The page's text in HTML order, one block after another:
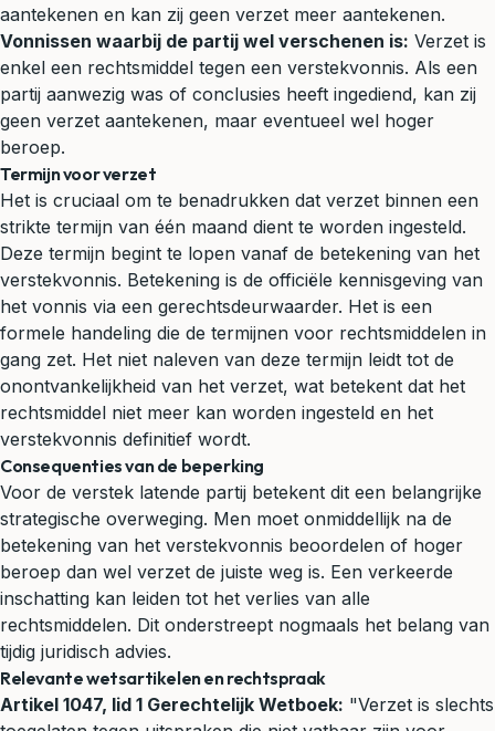
aantekenen en kan zij geen verzet meer aantekenen.
Vonnissen waarbij de partij wel verschenen is: Verzet is
enkel een rechtsmiddel tegen een verstekvonnis. Als een
partij aanwezig was of conclusies heeft ingediend, kan zij
geen verzet aantekenen, maar eventueel wel hoger
beroep.
Termijn voor verzet
Het is cruciaal om te benadrukken dat verzet binnen een
strikte termijn van één maand dient te worden ingesteld.
Deze termijn begint te lopen vanaf de betekening van het
verstekvonnis. Betekening is de officiële kennisgeving van
het vonnis via een gerechtsdeurwaarder. Het is een
formele handeling die de termijnen voor rechtsmiddelen in
gang zet. Het niet naleven van deze termijn leidt tot de
onontvankelijkheid van het verzet, wat betekent dat het
rechtsmiddel niet meer kan worden ingesteld en het
verstekvonnis definitief wordt.
Consequenties van de beperking
Voor de verstek latende partij betekent dit een belangrijke
strategische overweging. Men moet onmiddellijk na de
betekening van het verstekvonnis beoordelen of hoger
beroep dan wel verzet de juiste weg is. Een verkeerde
inschatting kan leiden tot het verlies van alle
rechtsmiddelen. Dit onderstreept nogmaals het belang van
tijdig juridisch advies.
Relevante wetsartikelen en rechtspraak
Artikel 1047, lid 1 Gerechtelijk Wetboek: "Verzet is slechts